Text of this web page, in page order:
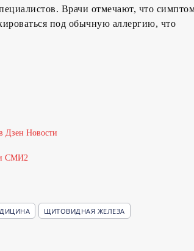
Врачи отмечают, что
под обычную аллергию, что
СМИ2
ЩИТОВИДНАЯ ЖЕЛЕЗА